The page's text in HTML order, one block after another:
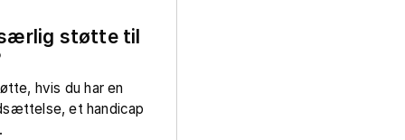
støtte til
hvis du har en
et handicap